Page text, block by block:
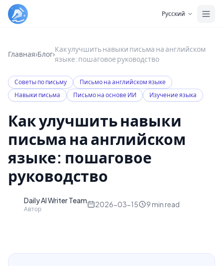
Русский
Главная›Блог›
Как улучшить навыки письма на английском
языке: пошаговое руководство
Советы по письму
Письмо на английском языке
Навыки письма
Письмо на основе ИИ Изучение языка
Как улучшить навыки
письма на английском
языке: пошаговое
руководство
Daily AI Writer Team
Автор
2026-03-15 9 min read